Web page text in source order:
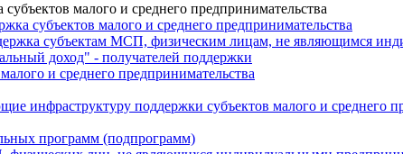
малого и среднего предпринимательства
субъектов малого и среднего предпринимательства
субъектам МСП, физическим лицам, не являющимся
доход" - получателей поддержки
и среднего предпринимательства
инфраструктуру поддержки субъектов малого и среднего
программ (подпрограмм)